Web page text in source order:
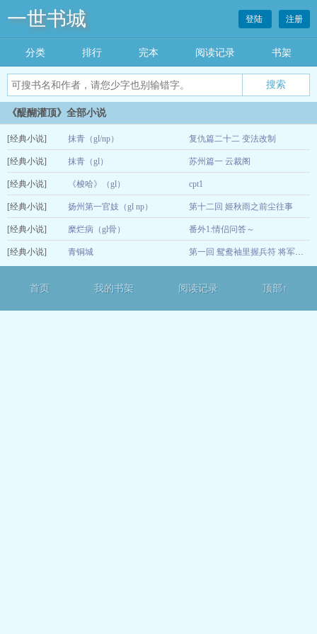
一世书城 登陆 注册
分类 排行 完本 阅读记录 书架
《醍醐灌顶》全部小说
[经典小说] 抹青（gl/np） 复仇篇二十二 变法改制
[经典小说] 抹青（gl） 苏州篇一 云裁阁
[经典小说] 《梭哈》（gl） cpt1
04-21
[经典小说] 扬州第一官妓（gl np） 第十二回 姬秋雨之前尘往事
[经典小说] 糜烂病（gl骨） 番外1:情侣问答～
11-30
[经典小说] 青铜城 第一回 鸳鸯袖里握兵符 将军何必是丈夫
首页 我的书架 阅读记录 顶部↑